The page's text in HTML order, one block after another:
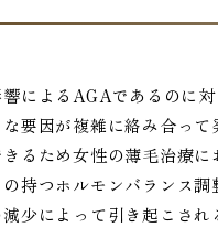
によるAGAであるのに
要因が複雑に絡み合っ
るため女性の薄毛治療
持つホルモンバランス
少によって引き起こさ